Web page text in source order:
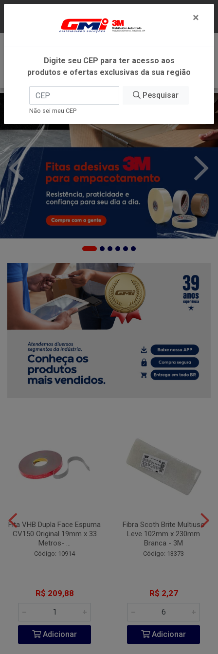
DENTRO DO ESTADO DE MINAS GERAIS.
Fita VHB Dupla Face Espuma
CV150 Original 19mm x 33
Metros- ...
Código: 10914
R$ 209,88
Adicionar
Fibra Scoth Brite Multiuso
Leve 102mm x 230mm
Branca - 3M
Código: 13373
R$ 2,27
Adicionar
×
Digite seu CEP para ter acesso aos
produtos e ofertas exclusivas da sua região
Pesquisar
Não sei meu CEP